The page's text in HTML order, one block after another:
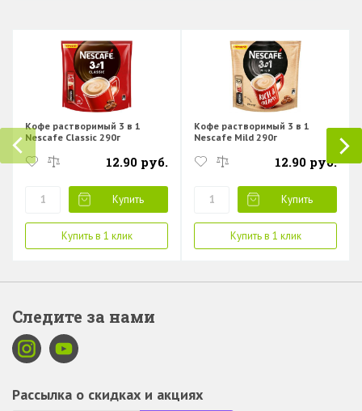
Кофе растворимый 3 в 1
Nescafe Classic 290г
12.90 руб.
Купить
Купить в 1 клик
Кофе растворимый 3 в 1
Nescafe Mild 290г
12.90 руб.
Купить
Купить в 1 клик
Следите за нами
Рассылка о скидках и акциях